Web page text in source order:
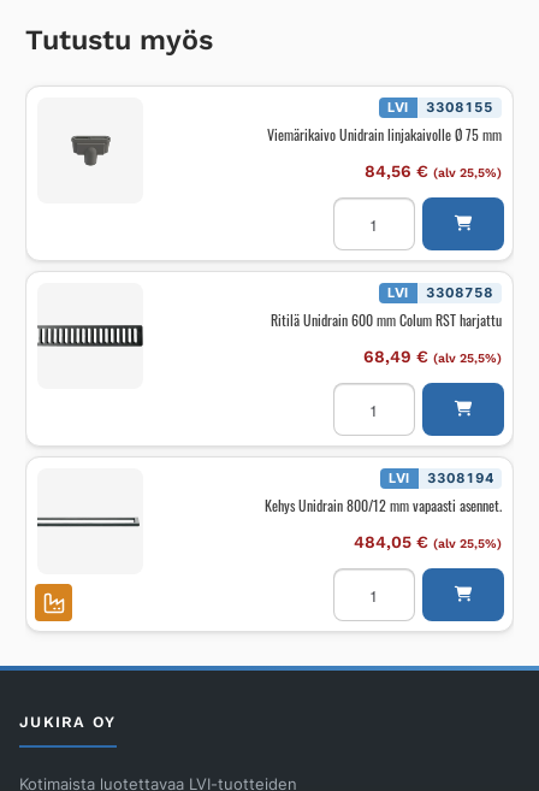
Tutustu myös
LVI 3308155
Viemärikaivo Unidrain linjakaivolle Ø 75 mm
84,56 € (alv 25,5%)
Viemärikaivo
Unidrain
linjakaivolle
Ø
75
määrä
LVI 3308758
Ritilä Unidrain 600 mm Colum RST harjattu
68,49 € (alv 25,5%)
Ritilä
Unidrain
mm
Colum
harjattu
määrä
LVI 3308194
Kehys Unidrain 800/12 mm vapaasti asennet.
484,05 € (alv 25,5%)
Kehys
Unidrain
800/12
mm
määrä
JUKIRA OY
Kotimaista luotettavaa LVI-tuotteiden